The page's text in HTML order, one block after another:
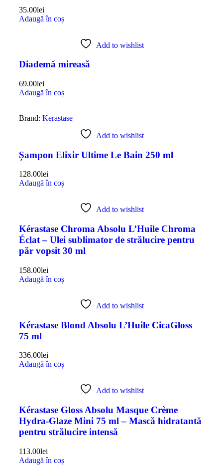
35.00lei
Adaugă în coș
Add to wishlist
Diademă mireasă
69.00lei
Adaugă în coș
Brand: Kerastase
Add to wishlist
Șampon Elixir Ultime Le Bain 250 ml
128.00lei
Adaugă în coș
Add to wishlist
Kérastase Chroma Absolu L’Huile Chroma
Éclat – Ulei sublimator de strălucire pentru
păr vopsit 30 ml
158.00lei
Adaugă în coș
Add to wishlist
Kérastase Blond Absolu L’Huile CicaGloss
75 ml
336.00lei
Adaugă în coș
Add to wishlist
Kérastase Gloss Absolu Masque Crème
Hydra-Glaze Mini 75 ml – Mască hidratantă
pentru strălucire intensă
113.00lei
Adaugă în coș